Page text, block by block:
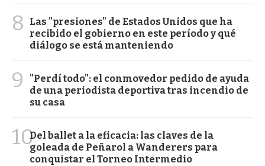
8
Las "presiones" de Estados Unidos que ha
recibido el gobierno en este período y qué
diálogo se está manteniendo
9
"Perdí todo": el conmovedor pedido de ayuda
de una periodista deportiva tras incendio de
su casa
10Del ballet a la eficacia: las claves de la
goleada de Peñarol a Wanderers para
conquistar el Torneo Intermedio